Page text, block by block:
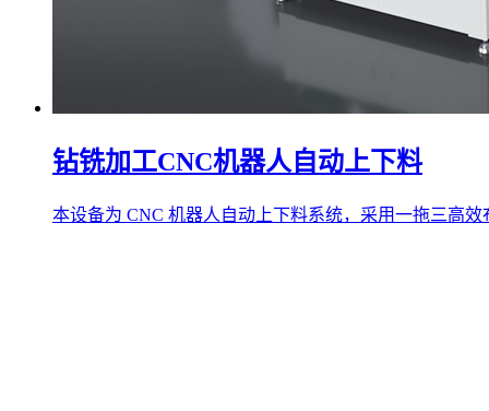
钻铣加工CNC机器人自动上下料
本设备为 CNC 机器人自动上下料系统，采用一拖三高